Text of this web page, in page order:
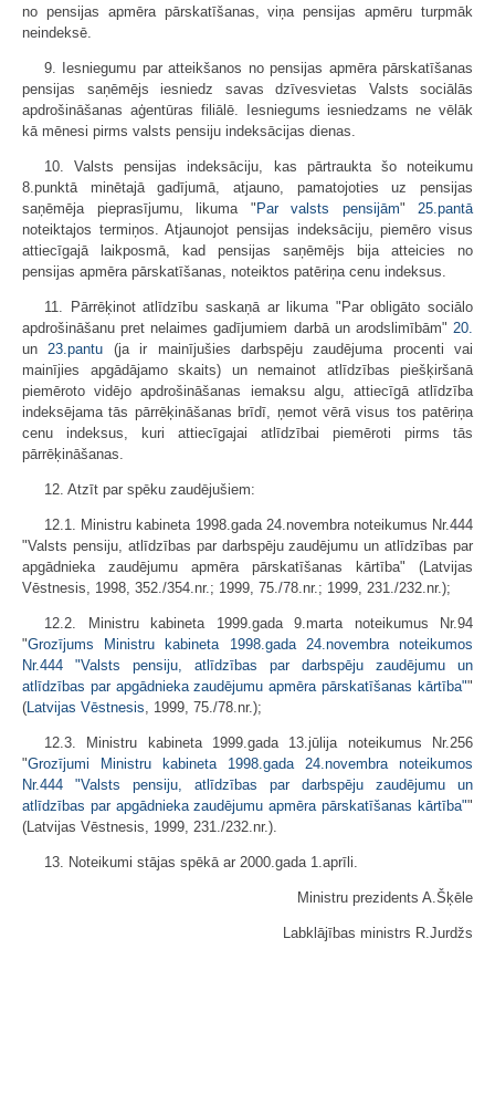
no pensijas apmēra pārskatīšanas, viņa pensijas apmēru turpmāk
neindeksē.
9. Iesniegumu par atteikšanos no pensijas apmēra pārskatīšanas
pensijas saņēmējs iesniedz savas dzīvesvietas Valsts sociālās
apdrošināšanas aģentūras filiālē. Iesniegums iesniedzams ne vēlāk
kā mēnesi pirms valsts pensiju indeksācijas dienas.
10. Valsts pensijas indeksāciju, kas pārtraukta šo noteikumu
8.punktā minētajā gadījumā, atjauno, pamatojoties uz pensijas
saņēmēja pieprasījumu, likuma " Par valsts pensijām" 25.pantā
noteiktajos termiņos. Atjaunojot pensijas indeksāciju, piemēro visus
attiecīgajā laikposmā, kad pensijas saņēmējs bija atteicies no
pensijas apmēra pārskatīšanas, noteiktos patēriņa cenu indeksus.
11. Pārrēķinot atlīdzību saskaņā ar likuma "Par obligāto sociālo
apdrošināšanu pret nelaimes gadījumiem darbā un arodslimībām" 20.
un23.pantu (ja ir mainījušies darbspēju zaudējuma procenti vai
mainījies apgādājamo skaits) un nemainot atlīdzības piešķiršanā
piemēroto vidējo apdrošināšanas iemaksu algu, attiecīgā atlīdzība
indeksējama tās pārrēķināšanas brīdī, ņemot vērā visus tos patēriņa
cenu indeksus, kuri attiecīgajai atlīdzībai piemēroti pirms tās
pārrēķināšanas.
12. Atzīt par spēku zaudējušiem:
12.1. Ministru kabineta 1998.gada 24.novembra noteikumus Nr.444
"Valsts pensiju, atlīdzības par darbspēju zaudējumu un atlīdzības par
apgādnieka zaudējumu apmēra pārskatīšanas kārtība" (Latvijas
Vēstnesis, 1998, 352./354.nr.; 1999, 75./78.nr.; 1999, 231./232.nr.);
12.2. Ministru kabineta 1999.gada 9.marta noteikumus Nr.94
"Grozījums Ministru kabineta 1998.gada 24.novembra noteikumos
Nr.444 "Valsts pensiju, atlīdzības par darbspēju zaudējumu un
atlīdzības par apgādnieka zaudējumu apmēra pārskatīšanas kārtība""
(Latvijas Vēstnesis, 1999, 75./78.nr.);
12.3. Ministru kabineta 1999.gada 13.jūlija noteikumus Nr.256
"Grozījumi Ministru kabineta 1998.gada 24.novembra noteikumos
Nr.444 "Valsts pensiju, atlīdzības par darbspēju zaudējumu un
atlīdzības par apgādnieka zaudējumu apmēra pārskatīšanas kārtība""
(Latvijas Vēstnesis, 1999, 231./232.nr.).
13. Noteikumi stājas spēkā ar 2000.gada 1.aprīli.
Ministru prezidents A.Šķēle
Labklājības ministrs R.Jurdžs